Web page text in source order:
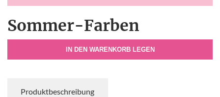
Sommer-Farben
IN DEN WARENKORB LEGEN
Produktbeschreibung